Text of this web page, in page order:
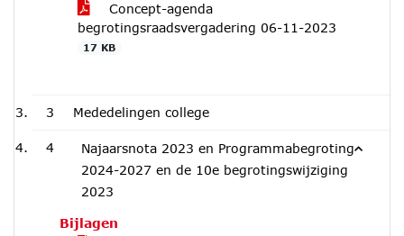
Concept-agenda
begrotingsraadsvergadering 06-11-2023
17 KB
3 Mededelingen college
4
Najaarsnota 2023 en Programmabegroting
2024-2027 en de 10e begrotingswijziging
2023
Bijlagen